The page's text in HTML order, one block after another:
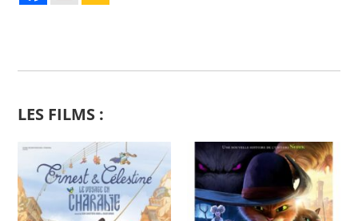
LES FILMS :